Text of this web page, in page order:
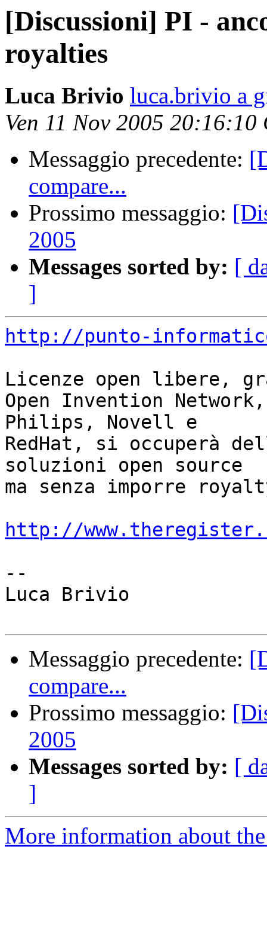
[Discussioni] PI -
royalties
Luca Brivio luca.brivio a
Ven 11 Nov 2005 20:16:10
Messaggio precedente:
compare...
Prossimo messaggio:
2005
Messages sorted by: [
]
http://punto-
Licenze open libere,
Open Invention
Philips, Novell e
RedHat, si occuperà
soluzioni open source
ma senza imporre
http://
--
Luca Brivio
Messaggio precedente:
compare...
Prossimo messaggio:
2005
Messages sorted by: [
]
More information about